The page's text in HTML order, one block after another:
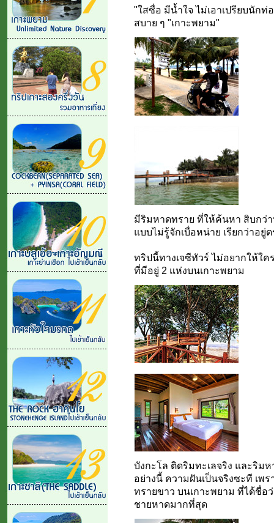
"ใสซื่อ มีน้ำใจ ไม่เอาเปรียบนักท่
สบาย ๆ "เกาะพยาม"
มีริมหาดทราย ที่ให้ค้นหา สิบกว่า
แบบไม่รู้จักเบื่อหน่าย เรียกว่าอยู่
ทริปนี้ทางเจซีทัวร์ ไม่อยากให้ใ
ที่มีอยู่ 2 แห่งบนเกาะพยาม
บังกะโล ติดริมทะเลจริง และริม
อย่างนี้ ความฝันเป็นจริงซะที เพ
ทรายขาว บนเกาะพยาม ที่ได้ชื่
ชายหาดมากที่สุด